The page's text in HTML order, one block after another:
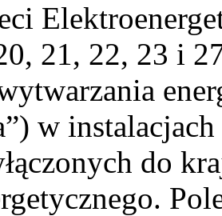
21, 22, 23 i
w
do